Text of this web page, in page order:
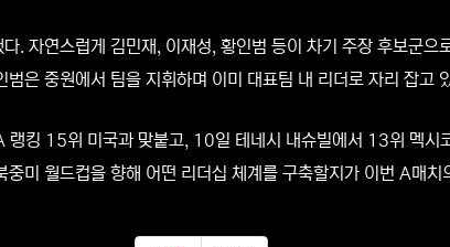
. 자연스럽게 김민재, 이재성, 황인범 등이 차기 주장 후보군으
은 중원에서 팀을 지휘하며 이미 대표팀 내 리더로 자리 잡고
랭킹 15위 미국과 맞붙고, 10일 테네시 내슈빌에서 13위 멕시
미 월드컵을 향해 어떤 리더십 체계를 구축할지가 이번 A매치